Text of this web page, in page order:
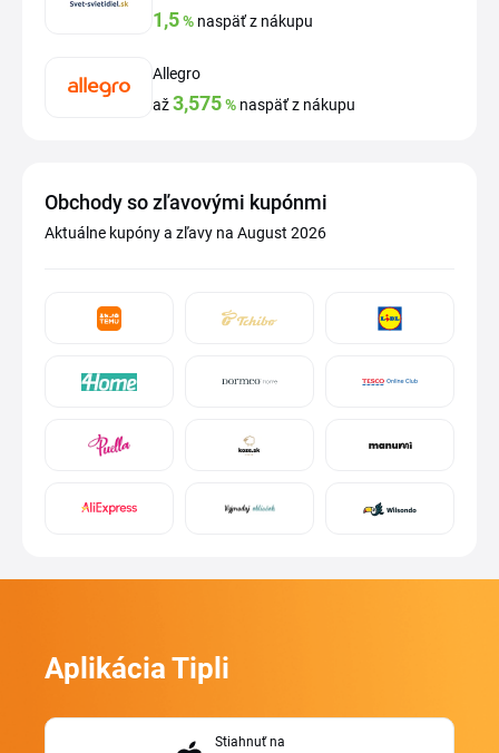
1,5% naspäť z nákupu
Allegro
až3,575% naspäť z nákupu
Obchody so zľavovými kupónmi
Aktuálne kupóny a zľavy na August 2026
Aplikácia Tipli
Stiahnuť na